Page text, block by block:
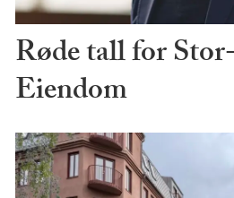
Røde tall for
Eiendom